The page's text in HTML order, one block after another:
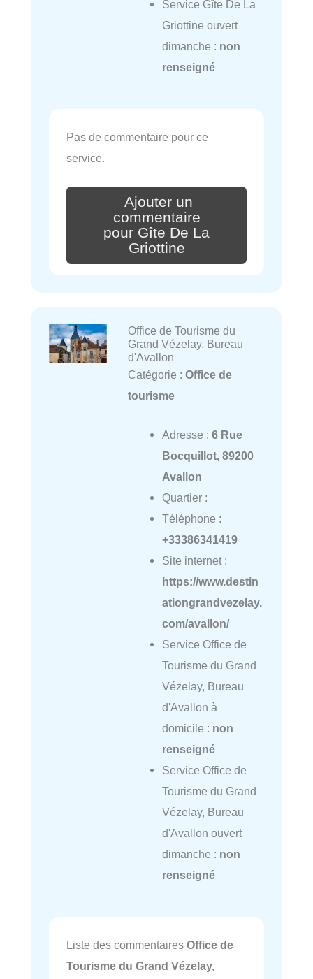
Service Gîte De La
Griottine ouvert
dimanche : non
renseigné
Pas de commentaire pour ce
service.
Ajouter un
commentaire
pour Gîte De La
Griottine
Office de Tourisme du
Grand Vézelay, Bureau
d'Avallon
Catégorie : Office de
tourisme
Adresse : 6 Rue
Bocquillot, 89200
Avallon
Quartier :
Téléphone :
+33386341419
Site internet :
https://www.destin
ationgrandvezelay.
com/avallon/
Service Office de
Tourisme du Grand
Vézelay, Bureau
d'Avallon à
domicile : non
renseigné
Service Office de
Tourisme du Grand
Vézelay, Bureau
d'Avallon ouvert
dimanche : non
renseigné
Liste des commentaires Office de
Tourisme du Grand Vézelay,